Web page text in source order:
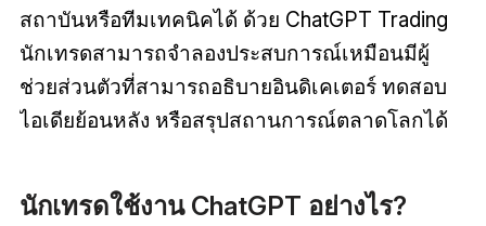
สถาบันหรือทีมเทคนิคได้ ด้วย ChatGPT Trading
นักเทรดสามารถจำลองประสบการณ์เหมือนมีผู้
ช่วยส่วนตัวที่สามารถอธิบายอินดิเคเตอร์ ทดสอบ
ไอเดียย้อนหลัง หรือสรุปสถานการณ์ตลาดโลกได้
นักเทรดใช้งาน ChatGPT อย่างไร?